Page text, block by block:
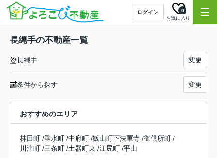
ログイン
お気に入り
0
長縄手の不動産一覧
長縄手 変更
条件から探す 変更
おすすめのエリア
林田町 /垂水町 /中府町 /飯山町下法軍寺 /御供所町 /
川津町 /三条町 /土器町東 /江尻町 /平山